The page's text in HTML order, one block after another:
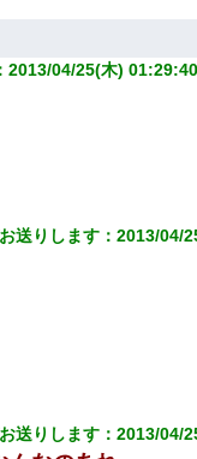
て出産。→叔母夫婦が
→9・11で叔母夫婦が
：2013/04/25(木)
送りします ：2013/04/
送りします ：2013/04/